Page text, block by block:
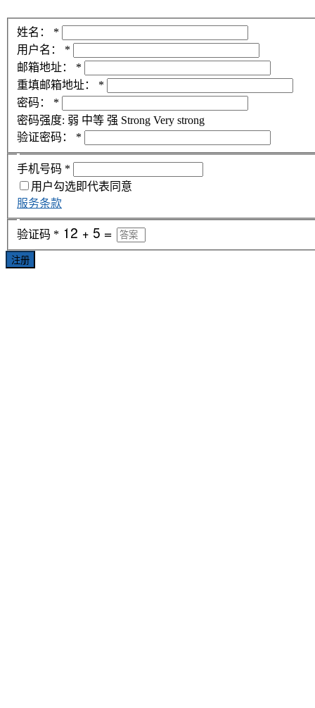
姓名：
*
用户名：
*
邮箱地址：
*
重填邮箱地址：
*
密码：
*
密码强度: 弱 中等 强 Strong Very strong
验证密码：
*
手机号码 *
用户勾选即代表同意
服务条款
验证码 *
注册